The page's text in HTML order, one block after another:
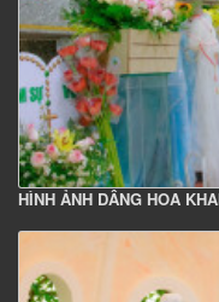
HÌNH ẢNH DÂNG HOA